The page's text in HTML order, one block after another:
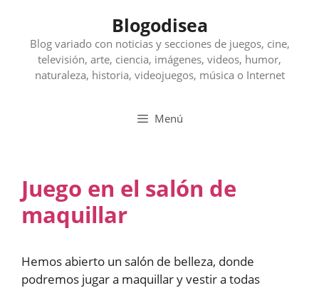
contenido
Blogodisea
Blog variado con noticias y secciones de juegos, cine,
televisión, arte, ciencia, imágenes, videos, humor,
naturaleza, historia, videojuegos, música o Internet
Menú
Juego en el salón de
maquillar
Hemos abierto un salón de belleza, donde
podremos jugar a maquillar y vestir a todas